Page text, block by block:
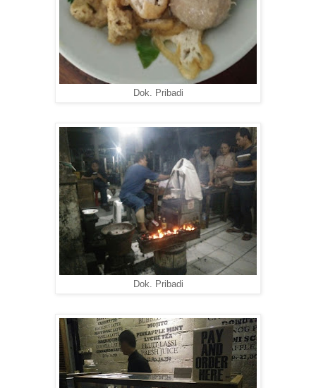
Dok. Pribadi
Dok. Pribadi